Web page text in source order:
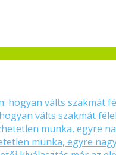
válts szakmát
munka, egyre